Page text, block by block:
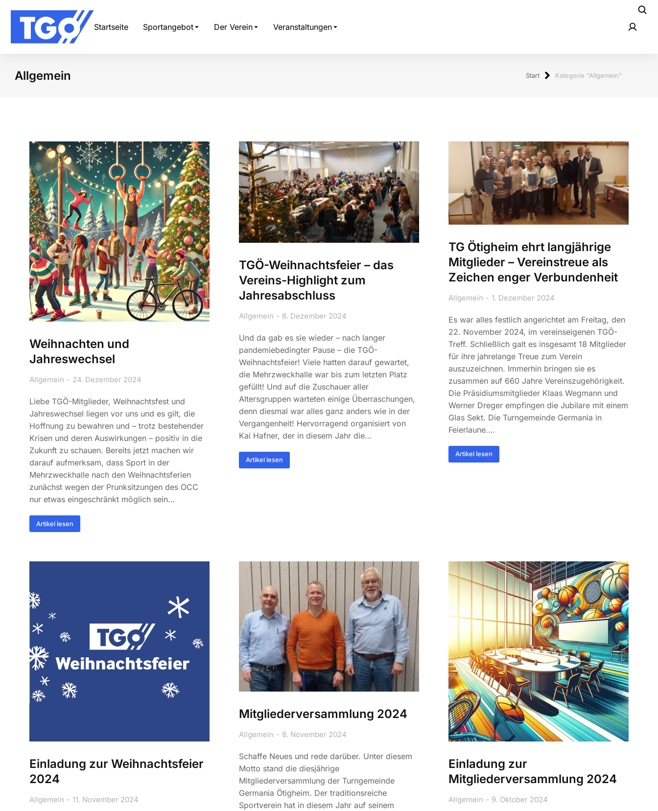
Startseite Sportangebot Der Verein Veranstaltungen
Allgemein Start Kategorie "Allgemein"
Weihnachten und
Jahreswechsel
Allgemein 24. Dezember 2024
Liebe TGÖ-Mitglieder, Weihnachtsfest und
Jahreswechsel liegen vor uns und es gilt, die
Hoffnung zu bewahren und – trotz bestehender
Krisen und deren Auswirkungen – positiv in die
Zukunft zu schauen. Bereits jetzt machen wir
darauf aufmerksam, dass Sport in der
Mehrzweckhalle nach den Weihnachtsferien
zunächst wegen der Prunksitzungen des OCC
nur etwas eingeschränkt möglich sein…
Artikel lesen
TGÖ-Weihnachtsfeier – das
Vereins-Highlight zum
Jahresabschluss
Allgemein 8. Dezember 2024
Und da gab es sie wieder – nach langer
pandemiebedingter Pause – die TGÖ-
Weihnachtsfeier! Viele hatten darauf gewartet,
die Mehrzweckhalle war bis zum letzten Platz
gefüllt! Und auf die Zuschauer aller
Altersgruppen warteten einige Überraschungen,
denn diesmal war alles ganz anders wie in der
Vergangenheit! Hervorragend organisiert von
Kai Hafner, der in diesem Jahr die…
Artikel lesen
TG Ötigheim ehrt langjährige
Mitglieder – Vereinstreue als
Zeichen enger Verbundenheit
Allgemein 1. Dezember 2024
Es war alles festlich angerichtet am Freitag, den
22. November 2024, im vereinseigenen TGÖ-
Treff. Schließlich galt es insgesamt 18 Mitglieder
für ihre jahrelange Treue zum Verein
auszuzeichnen. Immerhin bringen sie es
zusammen auf 660 Jahre Vereinszugehörigkeit.
Die Präsidiumsmitglieder Klaas Wegmann und
Werner Dreger empfingen die Jubilare mit einem
Glas Sekt. Die Turngemeinde Germania in
Feierlaune.…
Artikel lesen
Einladung zur Weihnachtsfeier
2024
Allgemein 11. November 2024
Mitgliederversammlung 2024
Allgemein 8. November 2024
Schaffe Neues und rede darüber. Unter diesem
Motto stand die diesjährige
Mitgliederversammlung der Turngemeinde
Germania Ötigheim. Der traditionsreiche
Sportverein hat in diesem Jahr auf seinem
Einladung zur
Mitgliederversammlung 2024
Allgemein 9. Oktober 2024